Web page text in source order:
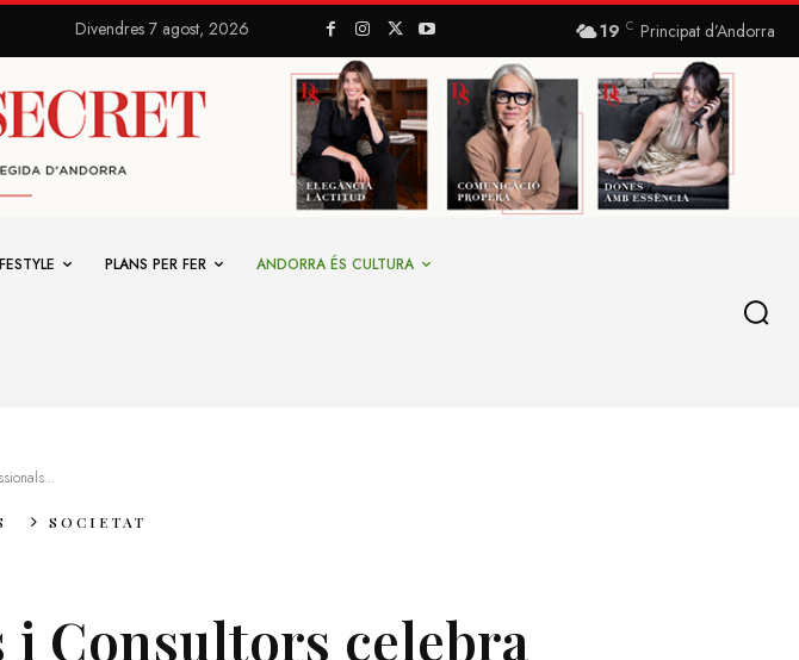
Divendres 7 agost, 2026 19 C Principat d’Andorra
PLANS PER FER ANDORRA ÉS CULTURA
SOCIETAT
i Consultors celebra